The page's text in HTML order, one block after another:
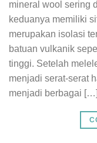
mineral wool sering
keduanya memiliki
merupakan isolasi
batuan vulkanik
tinggi. Setelah
menjadi serat-serat
menjadi berbagai […]